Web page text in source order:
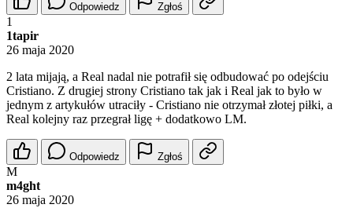
Odpowiedz Zgłoś
1
1tapir
26 maja 2020
2 lata mijają, a Real nadal nie potrafił się odbudować po odejściu
Cristiano. Z drugiej strony Cristiano tak jak i Real jak to było w
jednym z artykułów utraciły - Cristiano nie otrzymał złotej piłki, a
Real kolejny raz przegrał ligę + dodatkowo LM.
Odpowiedz Zgłoś
M
m4ght
26 maja 2020